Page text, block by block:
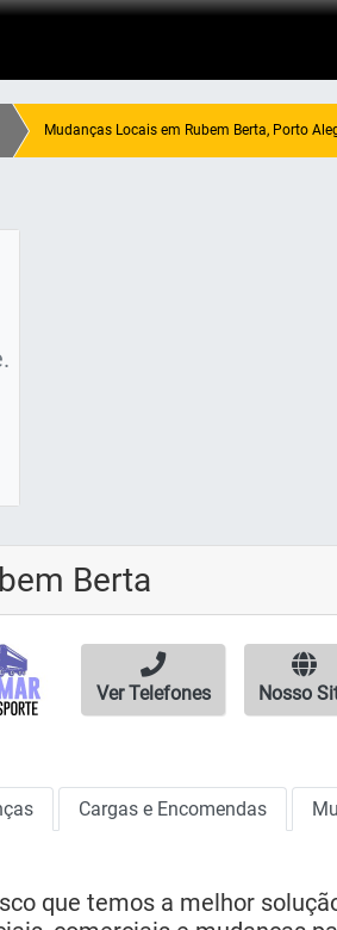
Mudanças Locais em Rubem Berta, Porto
Berta
Ver Telefones Nosso
Cargas e Encomendas
que temos a melhor